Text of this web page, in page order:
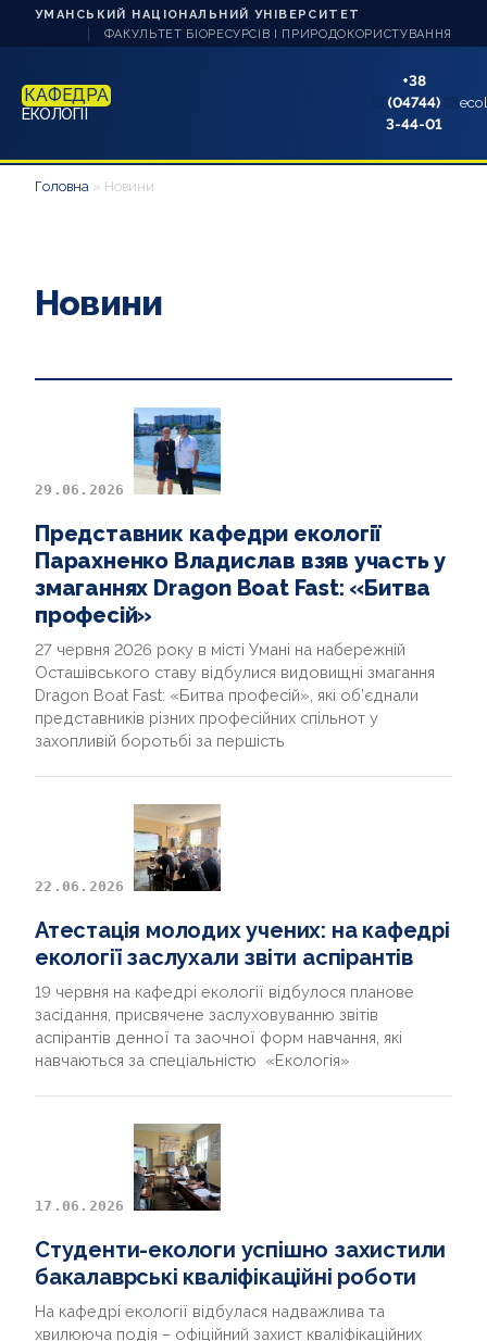
УМАНСЬКИЙ НАЦІОНАЛЬНИЙ УНІВЕРСИТЕТ
ФАКУЛЬТЕТ БІОРЕСУРСІВ І ПРИРОДОКОРИСТУВАННЯ
КАФЕДРА
ЕКОЛОГІЇ
+38
(04744)
3-44-01
ПРО КАФЕДРУ
СТУДЕНТУ
АБІТУРІЄНТУ
АКРЕДИТАЦІЇ
АСПІРАНТУ
НОВИНИ
ДОКУМЕНТИ ТА АРХІВИ
ДОПОМОГА АВТОРУ
INTERNATIONAL PROJECT
ВИПУСКНИКИ
Головна » Новини
Новини
29.06.2026
Представник кафедри екології
Парахненко Владислав взяв участь у
змаганнях Dragon Boat Fast: «Битва
професій»
27 червня 2026 року в місті Умані на набережній
Осташівського ставу відбулися видовищні змагання
Dragon Boat Fast: «Битва професій», які об’єднали
представників різних професійних спільнот у
захопливій боротьбі за першість
22.06.2026
Атестація молодих учених: на кафедрі
екології заслухали звіти аспірантів
19 червня на кафедрі екології відбулося планове
засідання, присвячене заслуховуванню звітів
аспірантів денної та заочної форм навчання, які
навчаються за спеціальністю «Екологія»
17.06.2026
Студенти-екологи успішно захистили
бакалаврські кваліфікаційні роботи
На кафедрі екології відбулася надважлива та
хвилююча подія – офіційний захист кваліфікаційних